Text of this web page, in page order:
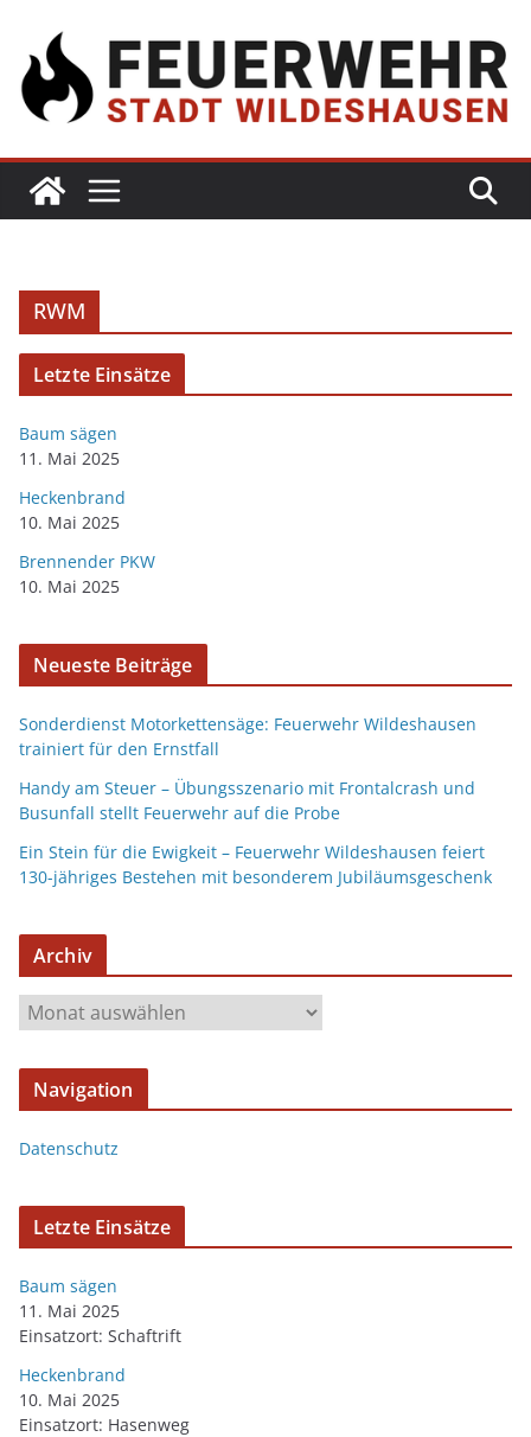
RWM
Letzte Einsätze
Baum sägen
11. Mai 2025
Heckenbrand
10. Mai 2025
Brennender PKW
10. Mai 2025
Neueste Beiträge
Sonderdienst Motorkettensäge: Feuerwehr Wildeshausen
trainiert für den Ernstfall
Handy am Steuer – Übungsszenario mit Frontalcrash und
Busunfall stellt Feuerwehr auf die Probe
Ein Stein für die Ewigkeit – Feuerwehr Wildeshausen feiert
130-jähriges Bestehen mit besonderem Jubiläumsgeschenk
Archiv
Navigation
Datenschutz
Letzte Einsätze
Baum sägen
11. Mai 2025
Einsatzort: Schaftrift
Heckenbrand
10. Mai 2025
Einsatzort: Hasenweg